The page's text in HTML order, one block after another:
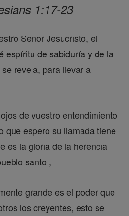
1:17-23
Señor Jesucristo, el
espíritu de sabiduría y de la
revela, para llevar a
de vuestro entendimiento
que espero su llamada tiene
es la gloria de la herencia
santo ,
grande es el poder que
los creyentes, esto se